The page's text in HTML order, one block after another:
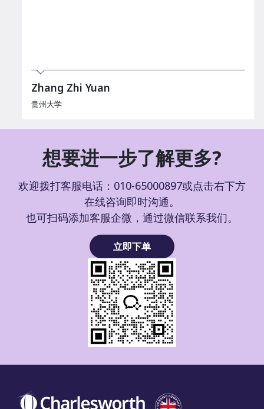
Zhang Zhi Yuan
贵州大学
想要进一步了解更多?
欢迎拨打客服电话：010-65000897或点击右下方
在线咨询即时沟通。
也可扫码添加客服企微，通过微信联系我们。
立即下单